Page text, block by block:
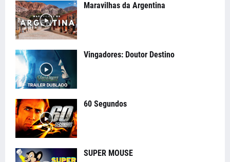
Maravilhas da Argentina
Vingadores: Doutor Destino
60 Segundos
SUPER MOUSE